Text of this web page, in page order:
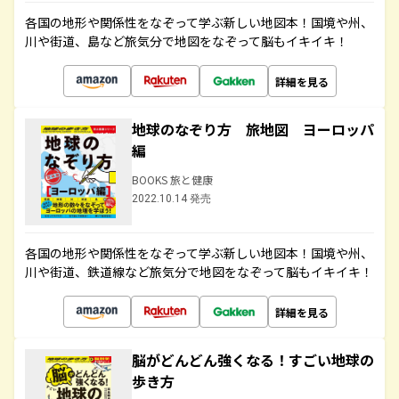
各国の地形や関係性をなぞって学ぶ新しい地図本！国境や州、
川や街道、島など旅気分で地図をなぞって脳もイキイキ！
詳細を見る
地球のなぞり方 旅地図 ヨーロッパ
編
BOOKS 旅と健康
2022.10.14 発売
各国の地形や関係性をなぞって学ぶ新しい地図本！国境や州、
川や街道、鉄道線など旅気分で地図をなぞって脳もイキイキ！
詳細を見る
脳がどんどん強くなる！すごい地球の
歩き方